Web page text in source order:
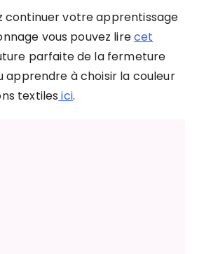
continuer votre apprentissage
vous pouvez lirecet
parfaite de la fermeture
apprendre à choisir la couleur
textiles ici.